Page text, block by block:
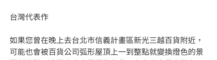
台灣代表作
如果您曾在晚上去台北市信義計畫區新光三越百貨附近，
可能也會被百貨公司弧形屋頂上一到整點就變換燈色的景